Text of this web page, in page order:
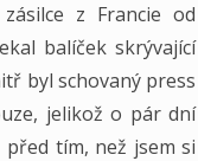
z Francie od
balíček skrývající
byl schovaný press
jelikož o pár dní
tím, než jsem si